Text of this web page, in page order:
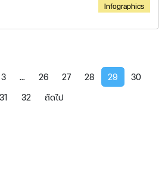
Infographics
3 ... 26 27 28 29
30
31
32 ถัดไป